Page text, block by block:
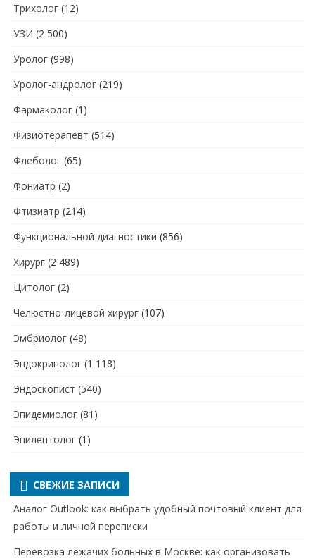
Трихолог (12)
УЗИ (2 500)
Уролог (998)
Уролог-андролог (219)
Фармаколог (1)
Физиотерапевт (514)
Флеболог (65)
Фониатр (2)
Фтизиатр (214)
Функциональной диагностики (856)
Хирург (2 489)
Цитолог (2)
Челюстно-лицевой хирург (107)
Эмбриолог (48)
Эндокринолог (1 118)
Эндоскопист (540)
Эпидемиолог (81)
Эпилептолог (1)
СВЕЖИЕ ЗАПИСИ
Аналог Outlook: как выбрать удобный почтовый клиент для
работы и личной переписки
Перевозка лежачих больных в Москве: как организовать